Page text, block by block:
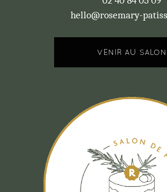
hello@rosemary-
VENIR AU SALON